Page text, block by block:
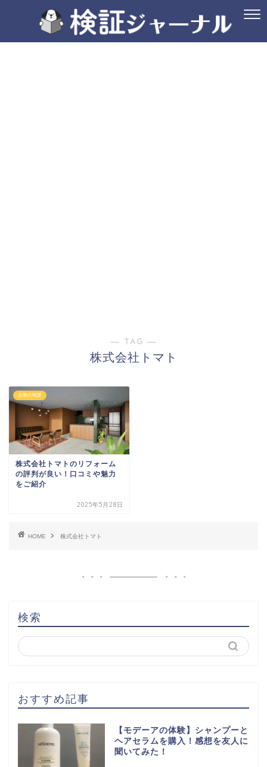
― TAG ―
株式会社トマト
企業の概要
株式会社トマトのリフォーム
の評判が良い！口コミや魅力
をご紹介
2025年5月28日
HOME 株式会社トマト
検索
おすすめ記事
【モデーアの体験】シャンプーと
ヘアセラムを購入！感想を友人に
聞いてみた！